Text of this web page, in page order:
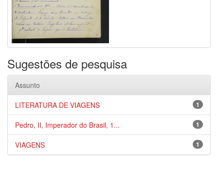
Sugestões de pesquisa
Assunto
1
LITERATURA DE VIAGENS
1
Pedro, II, Imperador do Brasil, 1...
1
VIAGENS